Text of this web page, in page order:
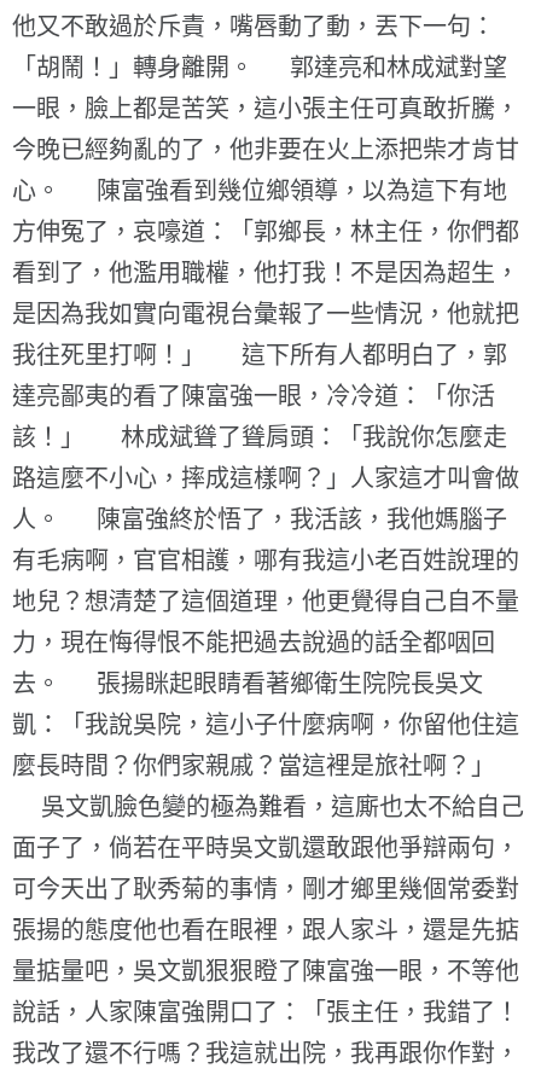
他又不敢過於斥責，嘴唇動了動，丟下一句：
「胡鬧！」轉身離開。 郭達亮和林成斌對望
一眼，臉上都是苦笑，這小張主任可真敢折騰，
今晚已經夠亂的了，他非要在火上添把柴才肯甘
心。 陳富強看到幾位鄉領導，以為這下有地
方伸冤了，哀嚎道：「郭鄉長，林主任，你們都
看到了，他濫用職權，他打我！不是因為超生，
是因為我如實向電視台彙報了一些情況，他就把
我往死里打啊！」 這下所有人都明白了，郭
達亮鄙夷的看了陳富強一眼，冷冷道：「你活
該！」 林成斌聳了聳肩頭：「我說你怎麼走
路這麼不小心，摔成這樣啊？」人家這才叫會做
人。 陳富強終於悟了，我活該，我他媽腦子
有毛病啊，官官相護，哪有我這小老百姓說理的
地兒？想清楚了這個道理，他更覺得自己自不量
力，現在悔得恨不能把過去說過的話全都咽回
去。 張揚眯起眼睛看著鄉衛生院院長吳文
凱：「我說吳院，這小子什麼病啊，你留他住這
麼長時間？你們家親戚？當這裡是旅社啊？」
吳文凱臉色變的極為難看，這廝也太不給自己
面子了，倘若在平時吳文凱還敢跟他爭辯兩句，
可今天出了耿秀菊的事情，剛才鄉里幾個常委對
張揚的態度他也看在眼裡，跟人家斗，還是先掂
量掂量吧，吳文凱狠狠瞪了陳富強一眼，不等他
說話，人家陳富強開口了：「張主任，我錯了！
我改了還不行嗎？我這就出院，我再跟你作對，